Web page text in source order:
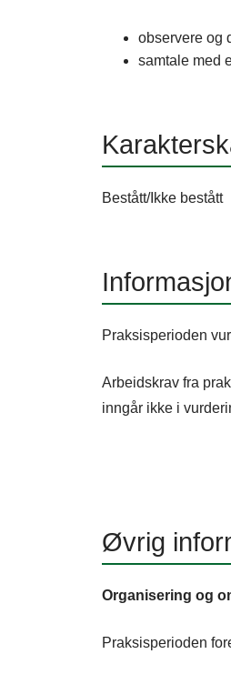
observere og
samtale med
Bestått/Ikke bestått
Praksisperioden
Arbeidskrav fra
inngår ikke i
Øvrig
Organisering og
Praksisperioden